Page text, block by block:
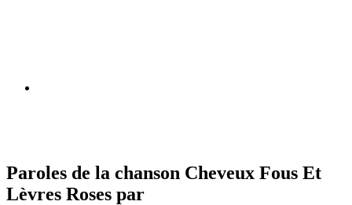
Paroles de la chanson Cheveux Fous Et
Lèvres Roses par